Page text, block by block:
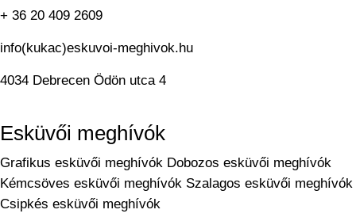
+ 36 20 409 2609
info(kukac)eskuvoi-meghivok.hu
4034 Debrecen Ödön utca 4
Esküvői meghívók
Grafikus esküvői meghívók Dobozos esküvői meghívók
Kémcsöves esküvői meghívók Szalagos esküvői meghívók
Csipkés esküvői meghívók